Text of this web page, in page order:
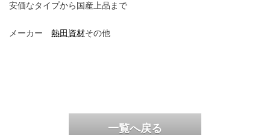
安価なタイプから国産上品まで
メーカー 熱田資材その他
一覧へ戻る